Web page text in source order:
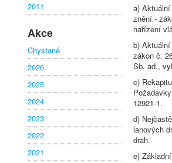
2011
Akce
Chystané
2026
2025
2024
2023
2022
2021
a)
znění -
nařízení
b)
zákon č.
Sb. ad.,
c)
12921-1.
d)
lanových
drah.
e)